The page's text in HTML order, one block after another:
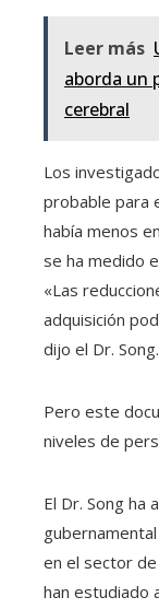
Leer más
aborda un
cerebral
Los
probable para
había menos
se ha medido
«Las
adquisición
dijo el Dr. Song.
Pero este
niveles de
El Dr. Song ha
en el sector
han estudiado